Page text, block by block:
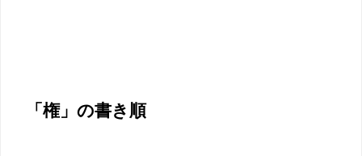
「権」の書き順